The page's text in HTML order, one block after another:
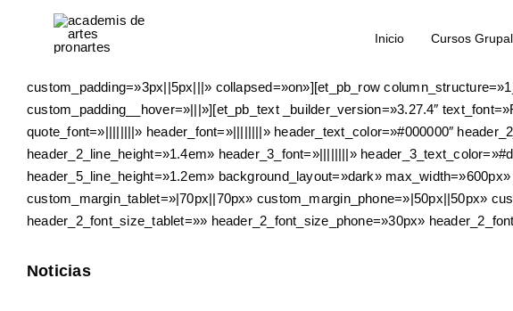
Inicio Cursos
custom_padding=»3px||5px|||» collapsed=»on»][et_pb_row
custom_padding__hover=»|||»][et_pb_text _builder_version=»3.27.4″
quote_font=»||||||||» header_font=»||||||||» header_text_color=»#000000″
header_2_line_height=»1.4em» header_3_font=»||||||||»
header_5_line_height=»1.2em» background_layout=»dark»
custom_margin_tablet=»|70px||70px» custom_margin_phone=»|50px||50px»
header_2_font_size_tablet=»» header_2_font_size_phone=»30px»
Noticias